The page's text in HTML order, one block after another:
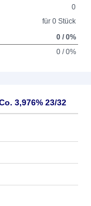
0
für 0 Stück
0 / 0%
0 / 0%
3,976% 23/32